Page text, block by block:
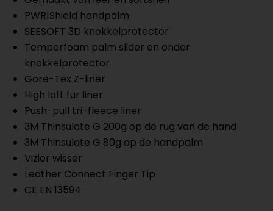
PWR|Shield handpalm
SEESOFT 3D knokkelprotector
Temperfoam palm slider en onder
knokkelprotector
Gore-Tex Z-liner
High loft fur liner
Push-pull tri-fleece liner
3M Thinsulate G 200g op de rug van de hand
3M Thinsulate G 80g op de handpalm
Vizier wisser
Leather Connect Finger Tip
CE EN 13594